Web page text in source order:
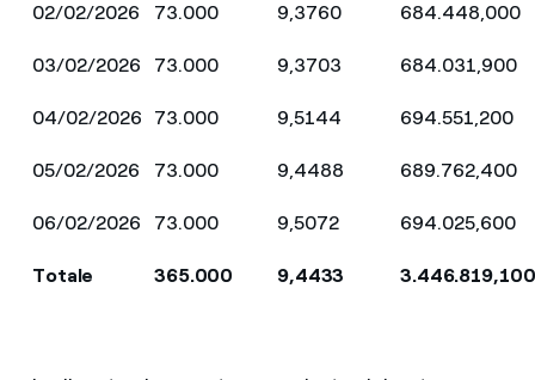
02/02/2026 73.000 9,3760 684.448,000
03/02/2026 73.000 9,3703 684.031,900
04/02/2026 73.000 9,5144 694.551,200
05/02/2026 73.000 9,4488 689.762,400
06/02/2026 73.000 9,5072 694.025,600
Totale 365.000 9,4433 3.446.819,100